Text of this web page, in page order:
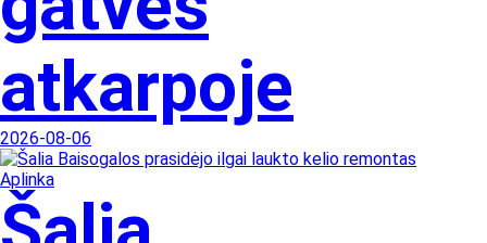
atkarpoje
2026-08-06
Aplinka